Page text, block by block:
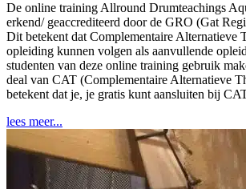
De online training Allround Drumteachings
erkend/ geaccrediteerd door de GRO (Gat
Dit betekent dat Complementaire Alternatieve
opleiding kunnen volgen als aanvullende
studenten van deze online training gebruik
deal van CAT (Complementaire Alternatieve
betekent dat je, je gratis kunt aansluiten bij
lees meer...